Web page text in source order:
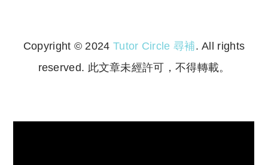
Copyright © 2024 Tutor Circle 尋補. All rights
reserved. 此文章未經許可，不得轉載。